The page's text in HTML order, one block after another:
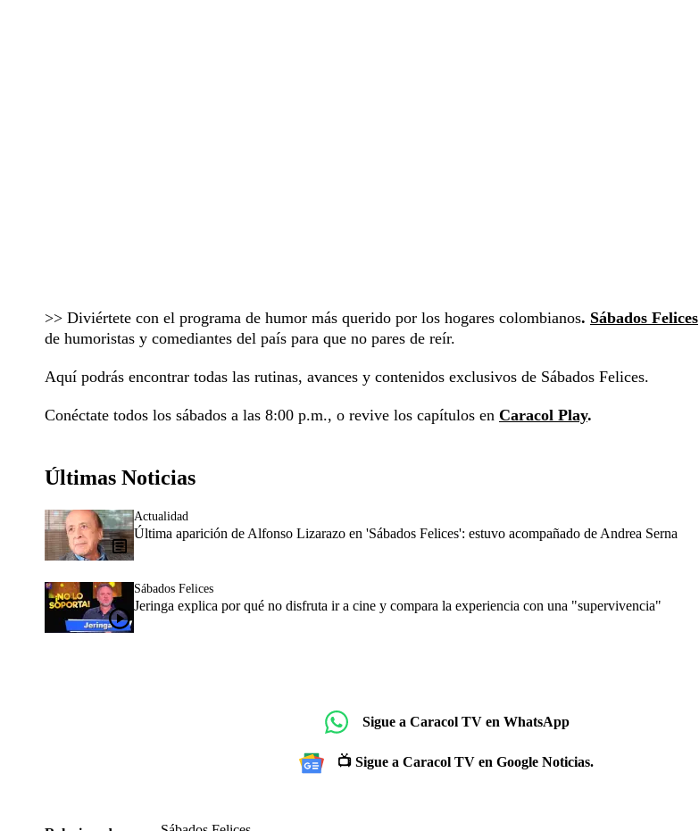
>> Diviértete con el programa de humor más querido por los hogares colombianos. Sábados Felices
de humoristas y comediantes del país para que no pares de reír.
Aquí podrás encontrar todas las rutinas, avances y contenidos exclusivos de Sábados Felices.
Conéctate todos los sábados a las 8:00 p.m., o revive los capítulos en Caracol Play.
Últimas Noticias
Actualidad
Última aparición de Alfonso Lizarazo en 'Sábados Felices': estuvo acompañado de Andrea Serna
Sábados Felices
Jeringa explica por qué no disfruta ir a cine y compara la experiencia con una "supervivencia"
Sigue a Caracol TV en WhatsApp
📺 Sigue a Caracol TV en Google Noticias.